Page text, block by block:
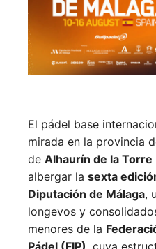
El pádel base
mirada en la provincia
de Alhaurín de la Torre
albergar la sexta
Diputación de Málaga,
longevos y
menores de la